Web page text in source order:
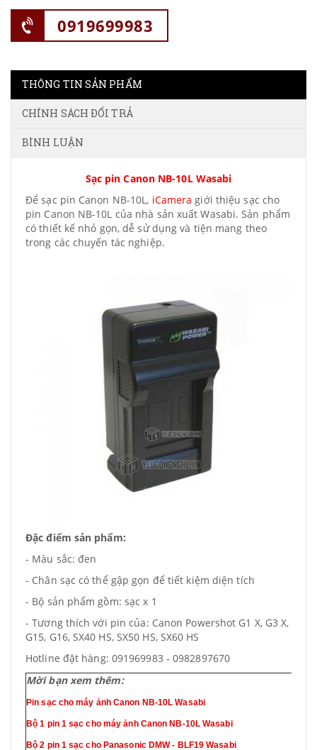
0919699983
THÔNG TIN SẢN PHẨM
CHÍNH SÁCH ĐỔI TRẢ
BÌNH LUẬN
Sạc pin Canon NB-10L Wasabi
Để sạc pin Canon NB-10L, iCamera giới thiệu sạc cho
pin Canon NB-10L của nhà sản xuất Wasabi. Sản phẩm
có thiết kế nhỏ gọn, dễ sử dụng và tiện mang theo
trong các chuyến tác nghiệp.
Đặc điểm sản phẩm:
- Màu sắc: đen
- Chân sạc có thể gập gọn để tiết kiệm diện tích
- Bộ sản phẩm gồm: sạc x 1
- Tương thích với pin của: Canon Powershot G1 X, G3 X,
G15, G16, SX40 HS, SX50 HS, SX60 HS
Hotline đặt hàng: 091969983 - 0982897670
Mời bạn xem thêm:
Pin sạc cho máy ảnh Canon NB-10L Wasabi
Bộ 1 pin 1 sạc cho máy ảnh Canon NB-10L Wasabi
Bộ 2 pin 1 sạc cho Panasonic DMW - BLF19 Wasabi